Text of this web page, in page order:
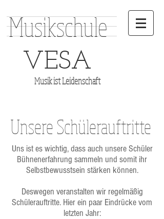
Musikschule
VESA
Musik ist Leidenschaft
Unsere Schülerauftritte
Uns ist es wichtig, dass auch unsere Schüler
Bühnenerfahrung sammeln und somit ihr
Selbstbewusstsein stärken können.
Deswegen veranstalten wir regelmäßig
Schülerauftritte. Hier ein paar Eindrücke vom
letzten Jahr: